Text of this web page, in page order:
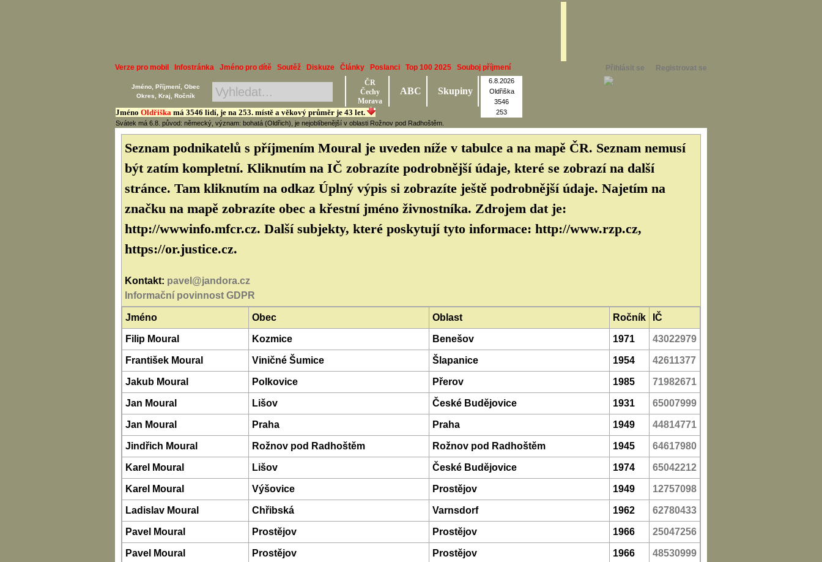
Verze pro mobil Infostránka Jméno pro dítě Soutěž Diskuze Články Poslanci Top 100 2025 Souboj příjmení Přihlásit se Registrovat se
Jméno Oldřiška má 3546 lidí, je na 253. místě a věkový průměr je 43 let.
Svátek má 6.8. původ: německý, význam: bohatá (Oldřich), je nejoblíbenější v oblasti Rožnov pod Radhoštěm.
Jméno, Příjmení, Obec
Okres, Kraj, Ročník
ČR
Čechy
Morava
ABC Skupiny
6.8.2026
Oldřiška
3546
253
Seznam podnikatelů s příjmením Moural je uveden níže v tabulce a na mapě ČR. Seznam nemusí
být zatím kompletní. Kliknutím na IČ zobrazíte podrobnější údaje, které se zobrazí na další
stránce. Tam kliknutím na odkaz Úplný výpis si zobrazíte ještě podrobnější údaje. Najetím na
značku na mapě zobrazíte obec a křestní jméno živnostníka. Zdrojem dat je:
http://wwwinfo.mfcr.cz. Další subjekty, které poskytují tyto informace: http://www.rzp.cz,
https://or.justice.cz.
Kontakt: pavel@jandora.cz
Informační povinnost GDPR
Jméno Obec Oblast Ročník IČ
Filip Moural Kozmice Benešov 1971 43022979
František Moural Viničné Šumice Šlapanice 1954 42611377
Jakub Moural Polkovice Přerov 1985 71982671
Jan Moural Lišov České Budějovice 1931 65007999
Jan Moural Praha Praha 1949 44814771
Jindřich Moural Rožnov pod Radhoštěm Rožnov pod Radhoštěm 1945 64617980
Karel Moural Lišov České Budějovice 1974 65042212
Karel Moural Výšovice Prostějov 1949 12757098
Ladislav Moural Chřibská Varnsdorf 1962 62780433
Pavel Moural Prostějov Prostějov 1966 25047256
Pavel Moural Prostějov Prostějov 1966 48530999